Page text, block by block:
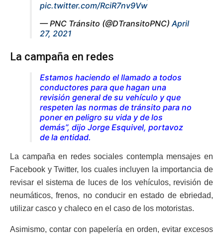
pic.twitter.com/RciR7nv9Vw
— PNC Tránsito (@DTransitoPNC)April
27, 2021
La campaña en redes
Estamos haciendo el llamado a todos
conductores para que hagan una
revisión general de su vehículo y que
respeten las normas de tránsito para no
poner en peligro su vida y de los
demás”, dijo Jorge Esquivel, portavoz
de la entidad.
La campaña en redes sociales contempla mensajes en
Facebook y Twitter, los cuales incluyen la importancia de
revisar el sistema de luces de los vehículos, revisión de
neumáticos, frenos, no conducir en estado de ebriedad,
utilizar casco y chaleco en el caso de los motoristas.
Asimismo, contar con papelería en orden, evitar excesos